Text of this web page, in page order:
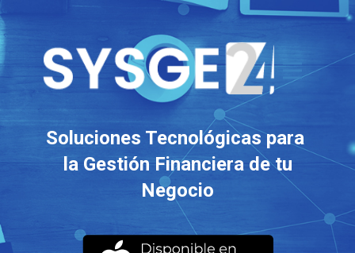
Soluciones Tecnológicas para
la Gestión Financiera de tu
Negocio